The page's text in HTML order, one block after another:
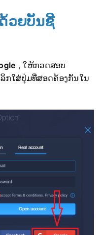
ວຍບັນຊີ
, ໃຫ້ກວດສອບ
ກໃສ່ປຸ່ມທີ່ສອດຄ້ອງກັນໃນ